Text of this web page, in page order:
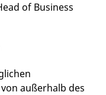
of Business
außerhalb des
Webanalyseplattform
Piwik verbunden. Er wird
um ein Muster-Cookie,
bei dem auf das Präfix
_pk_ses eine kurze Reihe